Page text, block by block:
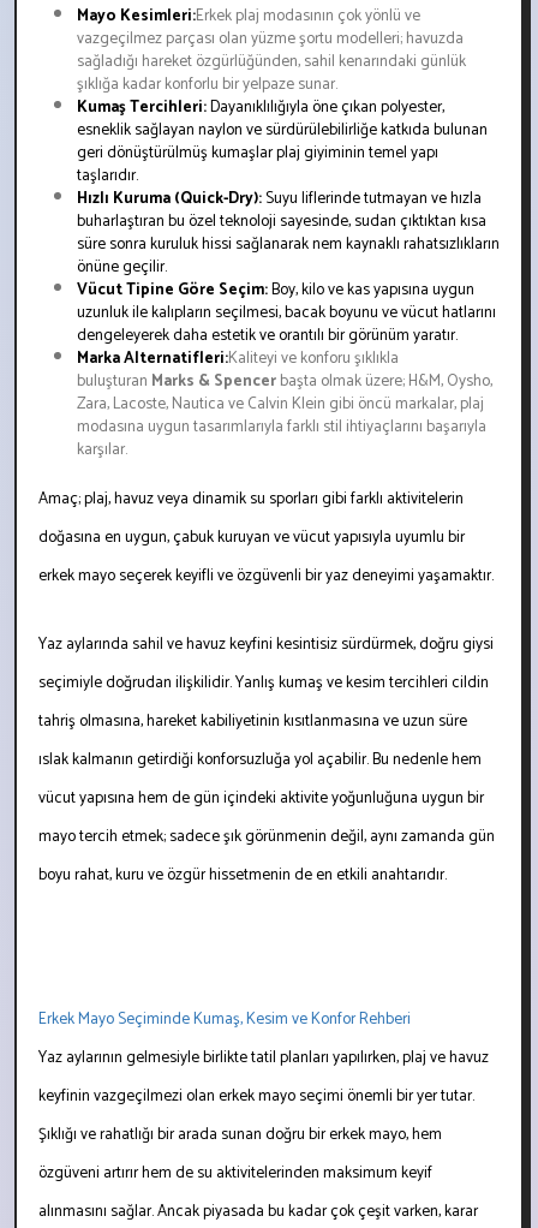
Mayo Kesimleri:Erkek plaj modasının çok yönlü ve
vazgeçilmez parçası olan yüzme şortu modelleri; havuzda
sağladığı hareket özgürlüğünden, sahil kenarındaki günlük
şıklığa kadar konforlu bir yelpaze sunar.
Kumaş Tercihleri:Dayanıklılığıyla öne çıkan polyester,
esneklik sağlayan naylon ve sürdürülebilirliğe katkıda bulunan
geri dönüştürülmüş kumaşlar plaj giyiminin temel yapı
taşlarıdır.
Hızlı Kuruma (Quick-Dry):Suyu liflerinde tutmayan ve hızla
buharlaştıran bu özel teknoloji sayesinde, sudan çıktıktan kısa
süre sonra kuruluk hissi sağlanarak nem kaynaklı rahatsızlıkların
önüne geçilir.
Vücut Tipine Göre Seçim:Boy, kilo ve kas yapısına uygun
uzunluk ile kalıpların seçilmesi, bacak boyunu ve vücut hatlarını
dengeleyerek daha estetik ve orantılı bir görünüm yaratır.
Marka Alternatifleri:Kaliteyi ve konforu şıklıkla
buluşturan Marks & Spencerbaşta olmak üzere; H&M, Oysho,
Zara, Lacoste, Nautica ve Calvin Klein gibi öncü markalar, plaj
modasına uygun tasarımlarıyla farklı stil ihtiyaçlarını başarıyla
karşılar.
Amaç; plaj, havuz veya dinamik su sporları gibi farklı aktivitelerin
doğasına en uygun, çabuk kuruyan ve vücut yapısıyla uyumlu bir
erkek mayo seçerek keyifli ve özgüvenli bir yaz deneyimi yaşamaktır.
Yaz aylarında sahil ve havuz keyfini kesintisiz sürdürmek, doğru giysi
seçimiyle doğrudan ilişkilidir. Yanlış kumaş ve kesim tercihleri cildin
tahriş olmasına, hareket kabiliyetinin kısıtlanmasına ve uzun süre
ıslak kalmanın getirdiği konforsuzluğa yol açabilir. Bu nedenle hem
vücut yapısına hem de gün içindeki aktivite yoğunluğuna uygun bir
mayo tercih etmek; sadece şık görünmenin değil, aynı zamanda gün
boyu rahat, kuru ve özgür hissetmenin de en etkili anahtarıdır.
Erkek Mayo Seçiminde Kumaş, Kesim ve Konfor Rehberi
Yaz aylarının gelmesiyle birlikte tatil planları yapılırken, plaj ve havuz
keyfinin vazgeçilmezi olan erkek mayo seçimi önemli bir yer tutar.
Şıklığı ve rahatlığı bir arada sunan doğru bir erkek mayo, hem
özgüveni artırır hem de su aktivitelerinden maksimum keyif
alınmasını sağlar. Ancak piyasada bu kadar çok çeşit varken, karar